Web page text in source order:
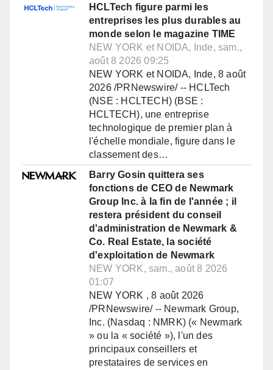
HCLTech figure parmi les
entreprises les plus durables au
monde selon le magazine TIME
NEW YORK et NOIDA, Inde, sam.,
août 8 2026 09:25
NEW YORK et NOIDA, Inde, 8 août
2026 /PRNewswire/ -- HCLTech
(NSE : HCLTECH) (BSE :
HCLTECH), une entreprise
technologique de premier plan à
l'échelle mondiale, figure dans le
classement des…
Barry Gosin quittera ses
fonctions de CEO de Newmark
Group Inc. à la fin de l'année ; il
restera président du conseil
d'administration de Newmark &
Co. Real Estate, la société
d'exploitation de Newmark
NEW YORK, sam., août 8 2026
01:07
NEW YORK , 8 août 2026
/PRNewswire/ -- Newmark Group,
Inc. (Nasdaq : NMRK) (« Newmark
» ou la « société »), l'un des
principaux conseillers et
prestataires de services en